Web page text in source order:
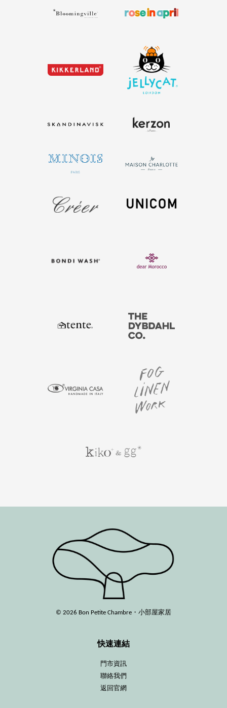
© 2026 Bon Petite Chambre・小部屋家居
快速連結
門市資訊
聯絡我們
返回官網